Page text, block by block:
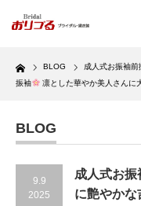
Home BLOG
成人式お振袖
振袖
凛とした華やか美人さんに
BLOG
9.9
2025
成人式お
に艶やか